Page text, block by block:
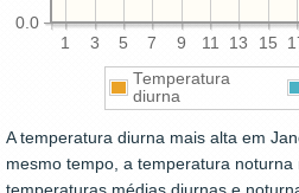
1 3 5 7 9 11 13 15
0.0
Temperatura
diurna
A temperatura diurna mais alta em
mesmo tempo, a temperatura noturna